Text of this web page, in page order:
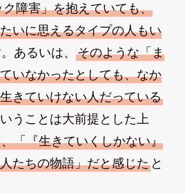
障害」を抱えていても、
いに思えるタイプの人もい
あるいは、 そのような「ま
いなかったとしても、なか
きていけない人だっている
うことは大前提とした上
「『生きていくしかない』
たちの物語」だと感じたと